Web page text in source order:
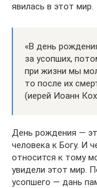
явилась в этот мир.
«В день
за усопших,
при жизни мы
то после их
(иерей Иоанн
День рождения —
человека к Богу. И
относится к тому
увидели этот мир.
усопшего — дань